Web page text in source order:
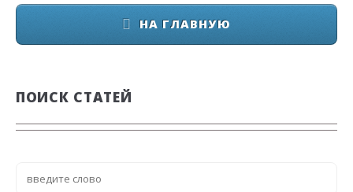
НА ГЛАВНУЮ
ПОИСК СТАТЕЙ